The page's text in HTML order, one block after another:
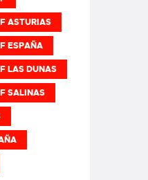
ASTURIAS
ESPAÑA
LAS DUNAS
SALINAS